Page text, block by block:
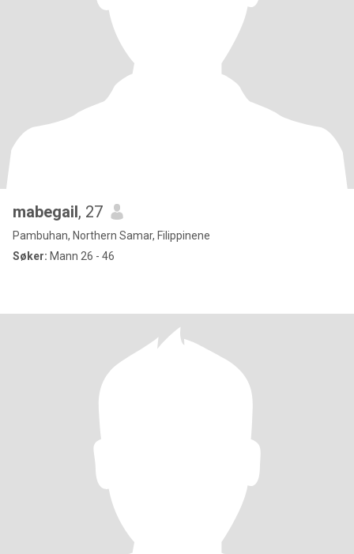
mabegail, 27
Pambuhan, Northern Samar, Filippinene
Søker: Mann 26 - 46